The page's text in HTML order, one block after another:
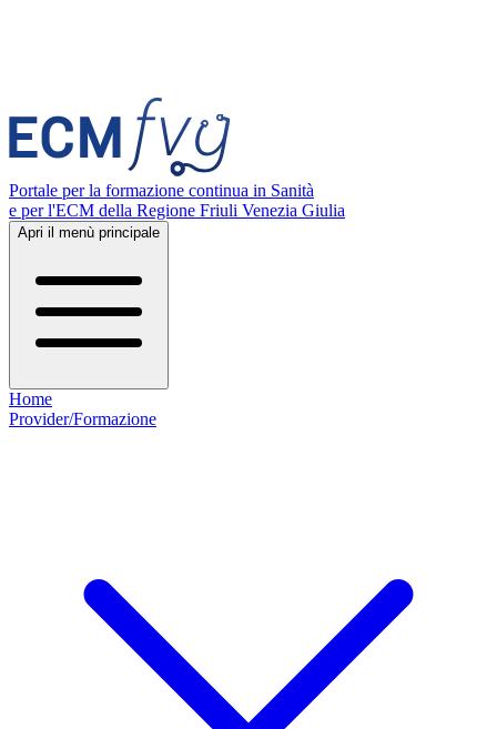
Portale per la formazione continua in Sanità
e per l'ECM della Regione Friuli Venezia Giulia
Apri il menù principale
Home
Provider/Formazione